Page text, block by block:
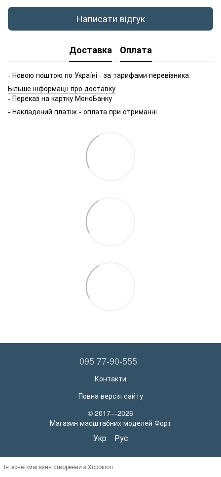
Написати відгук
Доставка Оплата
- Новою поштою по Україні - за тарифами перевізника
Більше інформації про доставку
- Переказ на картку МоноБанку
- Накладений платіж - оплата при отриманні
095 77-90-555
Контакти
Повна версія сайту
© 2017—2026
Магазин масштабних моделей Форт
Укр Рус
Інтернет-магазин створений з Хорошоп